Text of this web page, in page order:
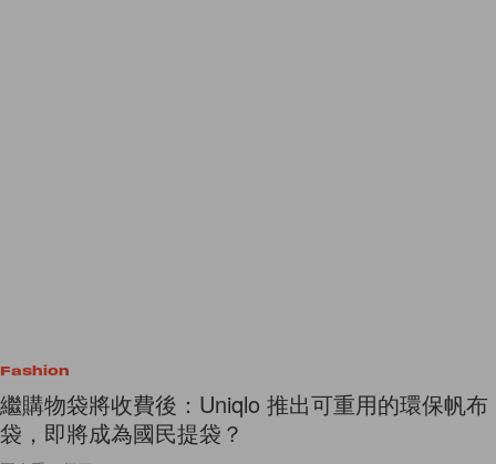
Fashion
繼購物袋將收費後：Uniqlo 推出可重用的環保帆布
袋，即將成為國民提袋？